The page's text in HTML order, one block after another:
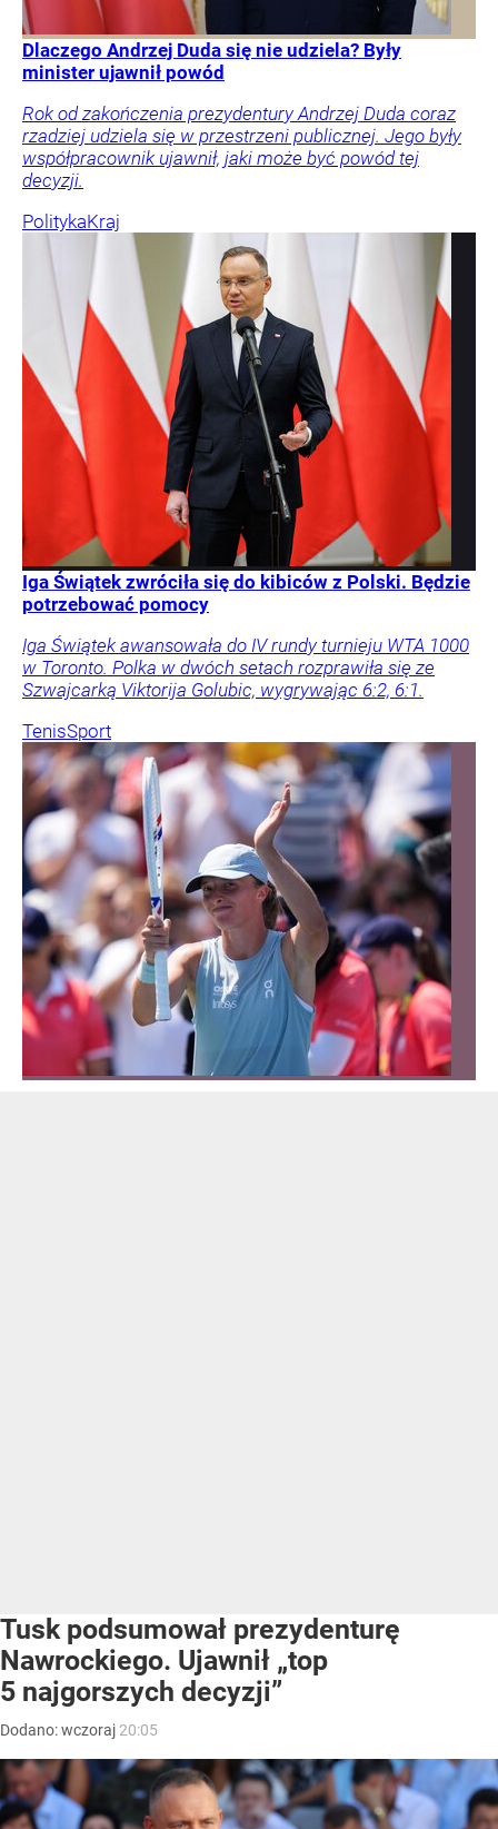
Dlaczego Andrzej Duda się nie udziela? Były
minister ujawnił powód
Rok od zakończenia prezydentury Andrzej Duda coraz
rzadziej udziela się w przestrzeni publicznej. Jego były
współpracownik ujawnił, jaki może być powód tej
decyzji.
PolitykaKraj
Iga Świątek zwróciła się do kibiców z Polski. Będzie
potrzebować pomocy
Iga Świątek awansowała do IV rundy turnieju WTA 1000
w Toronto. Polka w dwóch setach rozprawiła się ze
Szwajcarką Viktorija Golubic, wygrywając 6:2, 6:1.
TenisSport
Tusk podsumował prezydenturę
Nawrockiego. Ujawnił „top
5 najgorszych decyzji”
Dodano:wczoraj 20:05